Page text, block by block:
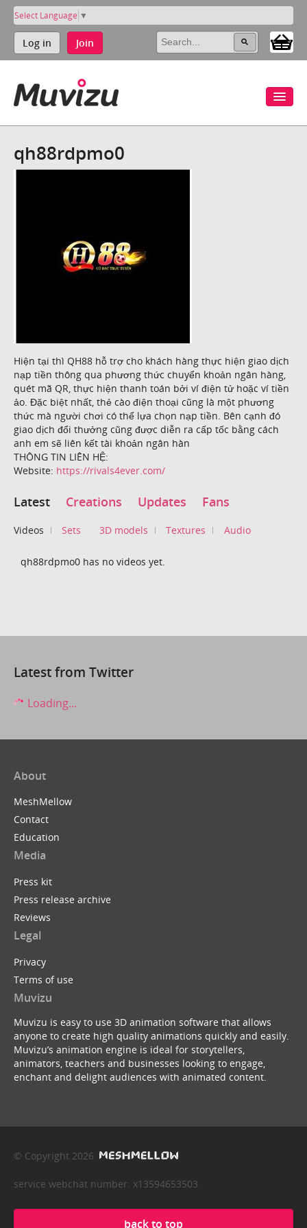
Select Language ▼
Log in Join
qh88rdpmo0
Hiện tại thì QH88 hỗ trợ cho khách hàng thực hiện giao dịch
nạp tiền thông qua phương thức chuyển khoản ngân hàng,
quét mã QR, thực hiện thanh toán bởi ví điện tử hoặc ví tiền
ảo. Đặc biệt nhất, thẻ cào điện thoại cũng là một phương
thức mà người chơi có thể lựa chọn nạp tiền. Bên cạnh đó
giao dịch đổi thưởng cũng được diễn ra cấp tốc bằng cách
anh em sẽ liên kết tài khoản ngân hàn
THÔNG TIN LIÊN HỆ:
Website: https://rivals4ever.com/
Latest Creations Updates Fans
Videos Sets 3D models Textures Audio
qh88rdpmo0 has no videos yet.
Latest from Twitter
Loading...
About
MeshMellow
Contact
Education
Media
Press kit
Press release archive
Reviews
Legal
Privacy
Terms of use
Muvizu
Muvizu is easy to use 3D animation software that allows
anyone to create high quality animations quickly and easily.
Muvizu’s animation engine is ideal for storytellers,
animators, teachers and businesses looking to engage,
enchant and delight audiences with animated content.
© Copyright 2026
service webchat number: x13594653503
back to top